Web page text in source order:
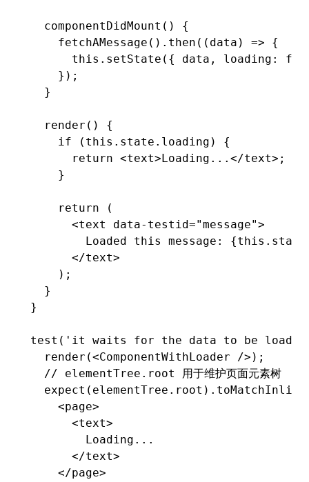
  componentDidMount
() {
    fetchAMessage
() .then ((data) => {
      this
.setState ({ data , loading :
    });
  }
  render
() {
    if
( this . state .loading) {
      return
<text>Loading...</text>;
    }
    return
(
      <
text data-testid="message">
        Loaded this message: {
this . state
      </
text>
    );
  }
}
test ( 'it waits for the data to be
  render
(<ComponentWithLoader />);
  // elementTree.root 用于维护页面元素树
  expect
( elementTree .root)
    <page>
      <text>
        Loading...
      </text>
    </page>